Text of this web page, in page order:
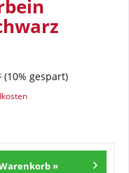
(10% gespart)
»